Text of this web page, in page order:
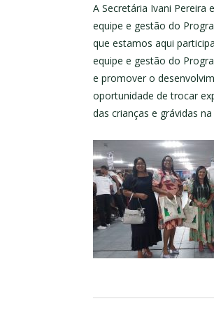
A Secretária Ivani Pereira
equipe e gestão do
que estamos aqui
equipe e gestão do
e promover o
oportunidade de trocar
das crianças e grávidas